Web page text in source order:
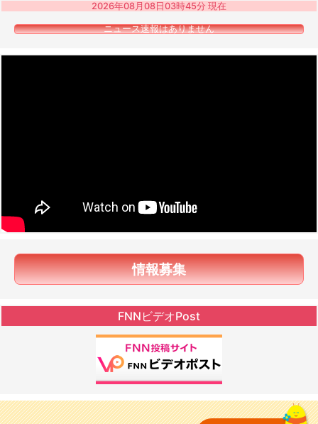
2026年08月08日03時45分 現在
ニュース速報はありません
情報募集
FNNビデオPost